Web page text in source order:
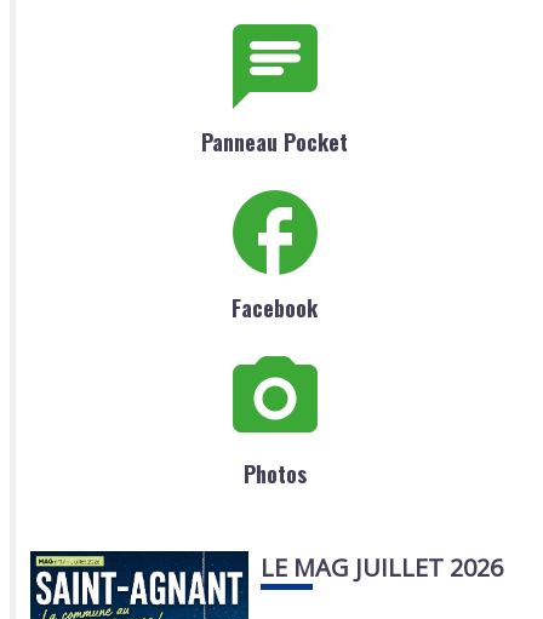
Panneau Pocket
Facebook
Photos
LE MAG JUILLET 2026